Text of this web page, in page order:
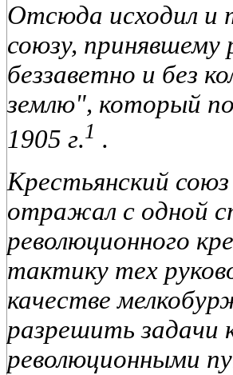
Отсюда исходил и
союзу,
беззаветно и без
землю", который
1905 г.1 .
Крестьянский
отражал с одной
революционного
тактику тех
качестве
разрешить задачи
революционными